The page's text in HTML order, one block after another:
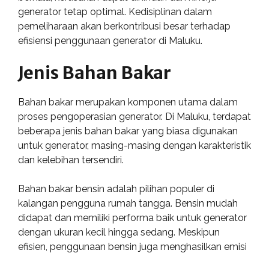
generator tetap optimal. Kedisiplinan dalam
pemeliharaan akan berkontribusi besar terhadap
efisiensi penggunaan generator di Maluku.
Jenis Bahan Bakar
Bahan bakar merupakan komponen utama dalam
proses pengoperasian generator. Di Maluku, terdapat
beberapa jenis bahan bakar yang biasa digunakan
untuk generator, masing-masing dengan karakteristik
dan kelebihan tersendiri.
Bahan bakar bensin adalah pilihan populer di
kalangan pengguna rumah tangga. Bensin mudah
didapat dan memiliki performa baik untuk generator
dengan ukuran kecil hingga sedang. Meskipun
efisien, penggunaan bensin juga menghasilkan emisi